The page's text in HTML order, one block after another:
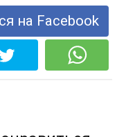
на Facebook